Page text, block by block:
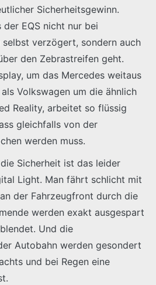
Sicherheitsgewinn.
der EQS nicht nur bei
selbst verzögert, sondern auch
den Zebrastreifen geht.
um das Mercedes weitaus
Volkswagen um die ähnlich
Reality, arbeitet so flüssig
gleichfalls von der
werden muss.
Sicherheit ist das leider
Light. Man fährt schlicht mit
der Fahrzeugfront durch die
werden exakt ausgespart
Und die
Autobahn werden gesondert
und bei Regen eine